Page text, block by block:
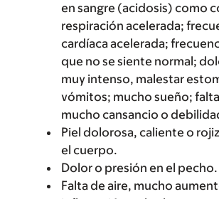
en sangre (acidosis) como
respiración acelerada;
cardíaca acelerada;
que no se siente normal;
muy intenso, malestar
vómitos; mucho sueño;
mucho cansancio o
Piel dolorosa, caliente o
el cuerpo.
Dolor o presión en el pecho.
Falta de aire, mucho